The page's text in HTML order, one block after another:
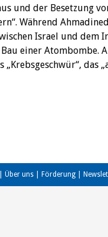
und der Besetzung
Während
Israel und dem
einer Atombombe.
„Krebsgeschwür“, das
Über uns Förderung